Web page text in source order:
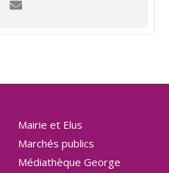
Mairie et Elus
Marchés publics
Médiathèque George